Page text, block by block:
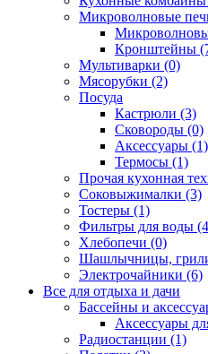
Микроволновые
Кронштейны
Мультиварки (0)
Мясорубки (2)
Посуда
Кастрюли (3)
Сковороды (0)
Аксессуары (1)
Термосы (1)
Прочая кухонная
Соковыжималки (3)
Тостеры (1)
Фильтры для воды
Хлебопечи (0)
Шашлычницы,
Электрочайники (6)
Все для отдыха и дачи
Бассейны и
Аксессуары
Радиостанции (1)